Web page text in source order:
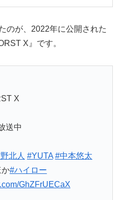
のが、2022年に公開された
X』です。
X
送中
北人 #YUTA #中本悠太
#ハイロー
GhZFrUECaX